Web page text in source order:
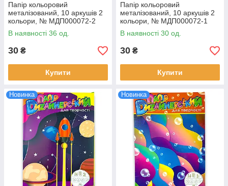
Папір кольоровий
металізований, 10 аркушів 2
кольори, № МДП000072-2
В наявності 36 од.
30 ₴
Купити
Папір кольоровий
металізований, 10 аркушів 2
кольори, № МДП000072-1
В наявності 30 од.
30 ₴
Купити
Новинка Новинка